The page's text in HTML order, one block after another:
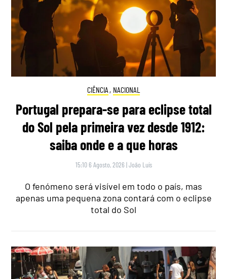
CIÊNCIA , NACIONAL
Portugal prepara-se para eclipse total
do Sol pela primeira vez desde 1912:
saiba onde e a que horas
15:10 6 Agosto, 2026 |João Luís
O fenómeno será visível em todo o país, mas
apenas uma pequena zona contará com o eclipse
total do Sol